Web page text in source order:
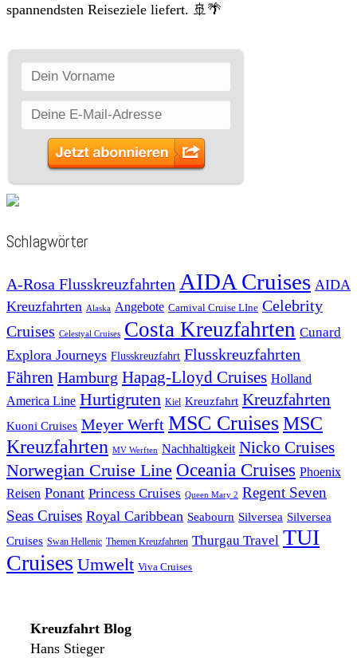
spannendsten Reiseziele liefert. 🚢🌴
Schlagwörter
A-Rosa Flusskreuzfahrten AIDA Cruises AIDA
Kreuzfahrten Alaska Angebote Carnival Cruise LIne Celebrity
Cruises Celestyal Cruises Costa Kreuzfahrten Cunard
Explora Journeys Flusskreuzfahrt Flusskreuzfahrten
Fähren Hamburg Hapag-Lloyd Cruises Holland
America Line Hurtigruten Kiel Kreuzfahrt Kreuzfahrten
Kuoni Cruises Meyer Werft MSC CruisesMSC
Kreuzfahrten MV Werften Nachhaltigkeit Nicko Cruises
Norwegian Cruise Line Oceania Cruises Phoenix
Reisen Ponant Princess Cruises Queen Mary 2 Regent Seven
Seas Cruises Royal Caribbean Seabourn Silversea Silversea
Cruises Swan Hellenic Themen Kreuzfahrten Thurgau Travel TUI
Cruises Umwelt Viva Cruises
Kreuzfahrt Blog
Hans Stieger